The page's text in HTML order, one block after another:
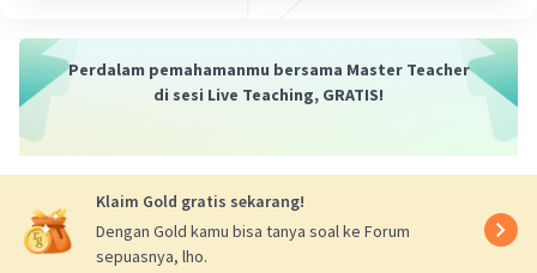
Perdalam pemahamanmu bersama Master Teacher
di sesi Live Teaching, GRATIS!
Klaim Gold gratis sekarang!
Dengan Gold kamu bisa tanya soal ke Forum
sepuasnya, lho.